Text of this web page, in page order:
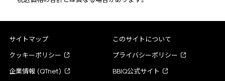
サイトマップ
このサイトについて
クッキーポリシー
プライバシーポリシー
企業情報 (QTnet)
BBIQ公式サイト